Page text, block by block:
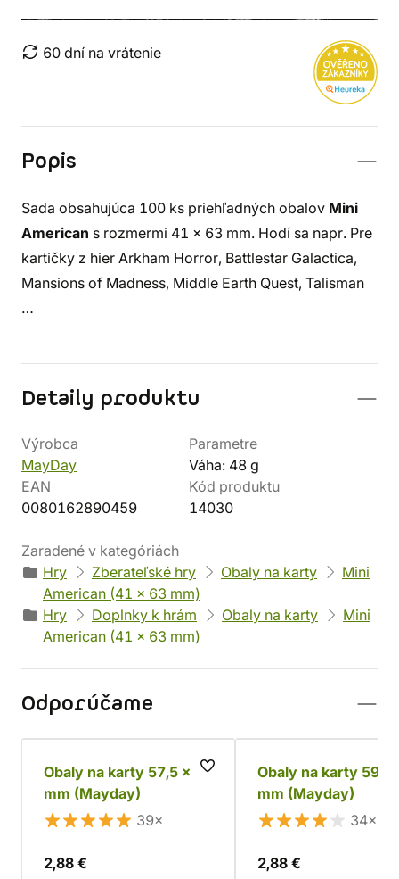
60 dní na vrátenie
Popis
Sada obsahujúca 100 ks priehľadných obalov Mini
American s rozmermi 41 x 63 mm. Hodí sa napr. Pre
kartičky z hier Arkham Horror, Battlestar Galactica,
Mansions of Madness, Middle Earth Quest, Talisman
…
Detaily produktu
Výrobca
MayDay
Parametre
Váha: 48 g
EAN
0080162890459
Kód produktu
14030
Zaradené v kategóriách
Hry
Zberateľské hry Obaly na karty
Mini
American (41 x 63 mm)
Hry
Doplnky k hrám Obaly na karty
Mini
American (41 x 63 mm)
Odporúčame
Obaly na karty 57,5 x 89
mm (Mayday)
39×
2,88 €
Obaly na karty 59 x
mm (Mayday)
34×
2,88 €